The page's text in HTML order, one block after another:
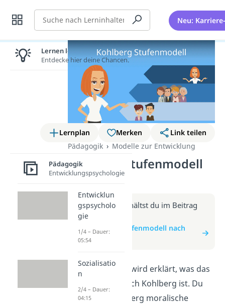
Suche Neu:
Lernplan Merken
Link teilen
Pädagogik
Modelle zur Entwicklung
Kohlberg Stufenmodell
(Video)
Weitere Infos erhältst du im Beitrag
zum Video
zum Beitrag: Stufenmodell nach
Kohlberg
In diesem Video wird erklärt, was das
Stufenmodell nach Kohlberg ist. Du
lernst, wie Kohlberg moralische
Lernen lohnt sich!
Entdecke hier deine Chancen.
Pädagogik
Entwicklungspsychologie
Entwicklun
gspsycholo
gie
1/4 – Dauer:
05:54
Sozialisatio
n
2/4 – Dauer:
04:15